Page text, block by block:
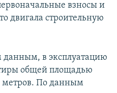
взносы и
двигала строительную
данным, в эксплуатацию
общей площадью
метров. По данным